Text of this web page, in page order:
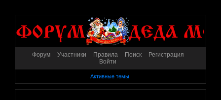
Форум Участники Правила Поиск
Регистрация
Войти
Активные темы